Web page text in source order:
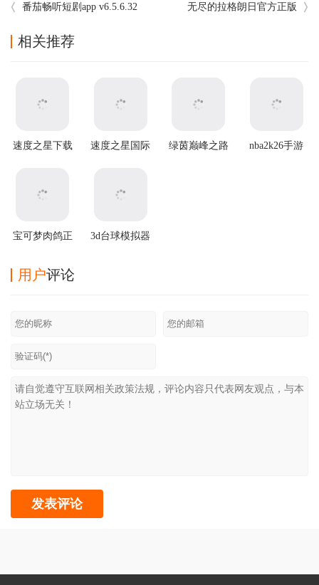
番茄畅听短剧app v6.5.6.32 无尽的拉格朗日官方正版
相关推荐
速度之星下载
速度之星国际
绿茵巅峰之路
nba2k26手游
宝可梦肉鸽正
3d台球模拟器
用户评论